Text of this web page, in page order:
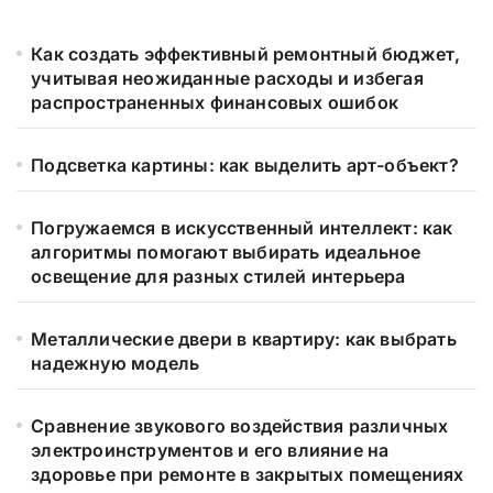
Как создать эффективный ремонтный бюджет,
учитывая неожиданные расходы и избегая
распространенных финансовых ошибок
Подсветка картины: как выделить арт-объект?
Погружаемся в искусственный интеллект: как
алгоритмы помогают выбирать идеальное
освещение для разных стилей интерьера
Металлические двери в квартиру: как выбрать
надежную модель
Сравнение звукового воздействия различных
электроинструментов и его влияние на
здоровье при ремонте в закрытых помещениях